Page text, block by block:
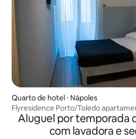
Quarto de hotel ⋅ Nápoles
Flyresidence Porto/Toledo
Aluguel por temporada
com lavadora e